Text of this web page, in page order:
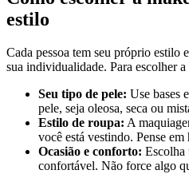
estilo
Cada pessoa tem seu próprio estilo
sua individualidade. Para escolher
Seu tipo de pele: Use bases
pele, seja oleosa, seca ou
Estilo de roupa: A
você está vestindo. Pense
Ocasião e conforto: Escolha
confortável. Não force algo